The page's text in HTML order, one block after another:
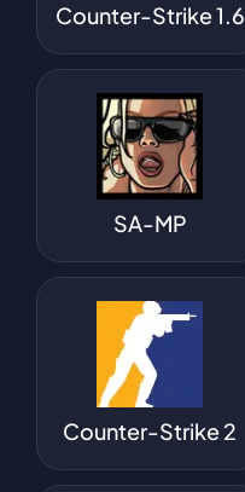
Counter-Strike 1.6
SA-MP
Counter-Strike 2